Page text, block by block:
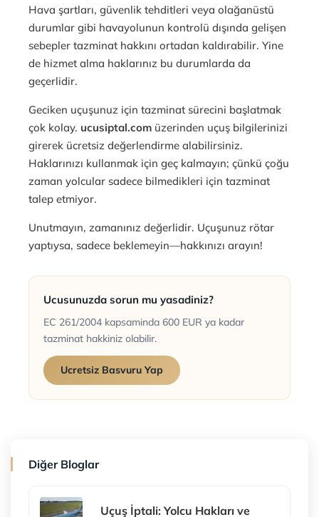
Hava şartları, güvenlik tehditleri veya olağanüstü
durumlar gibi havayolunun kontrolü dışında gelişen
sebepler tazminat hakkını ortadan kaldırabilir. Yine
de hizmet alma haklarınız bu durumlarda da
geçerlidir.
Geciken uçuşunuz için tazminat sürecini başlatmak
çok kolay. ucusiptal.com üzerinden uçuş bilgilerinizi
girerek ücretsiz değerlendirme alabilirsiniz.
Haklarınızı kullanmak için geç kalmayın; çünkü çoğu
zaman yolcular sadece bilmedikleri için tazminat
talep etmiyor.
Unutmayın, zamanınız değerlidir. Uçuşunuz rötar
yaptıysa, sadece beklemeyin—hakkınızı arayın!
Ucusunuzda sorun mu yasadiniz?
EC 261/2004 kapsaminda 600 EUR ya kadar
tazminat hakkiniz olabilir.
Ucretsiz Basvuru Yap
Diğer Bloglar
Uçuş İptali: Yolcu Hakları ve